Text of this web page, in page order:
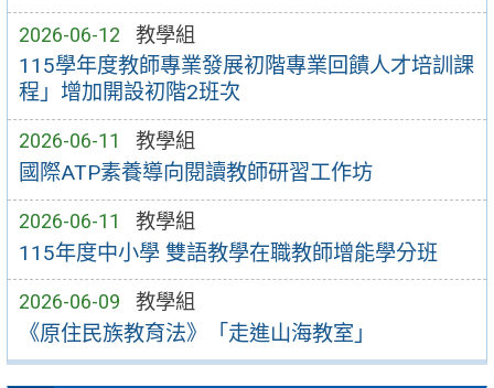
2026-06-12 教學組
115學年度教師專業發展初階專業回饋人才培訓課
程」增加開設初階2班次
2026-06-11 教學組
國際ATP素養導向閱讀教師研習工作坊
2026-06-11 教學組
115年度中小學 雙語教學在職教師增能學分班
2026-06-09 教學組
《原住民族教育法》「走進山海教室」